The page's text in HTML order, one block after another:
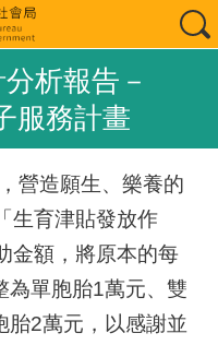
析報告－
服務計畫
營造願生、樂養的
生育津貼發放作
金額，將原本的每
為單胞胎1萬元、雙
胎2萬元，以感謝並